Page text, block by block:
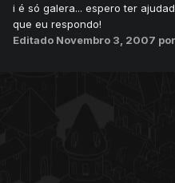
i é só galera... espero ter
que eu respondo!
Editado Novembro 3, 2007